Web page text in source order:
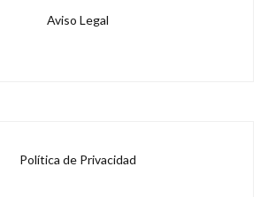
Aviso Legal
Política de Privacidad